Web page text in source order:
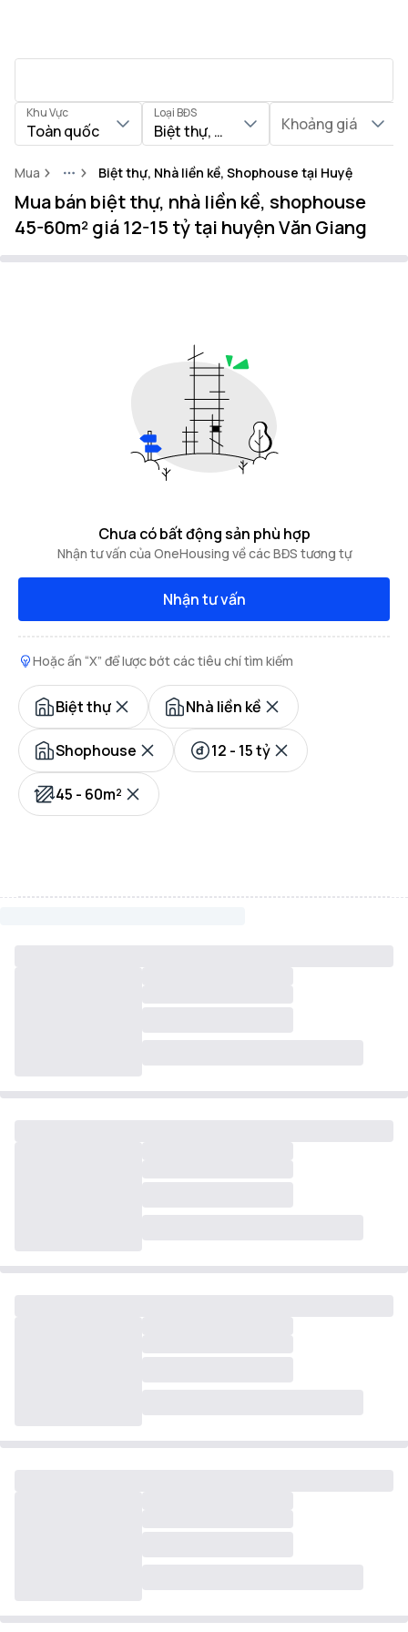
Khu Vực
Toàn quốc
Loại BĐS
Biệt thự, Nhà liền kề, Shophouse
Khoảng giá
Mua MoreBiệt thự, Nhà liền kề, Shophouse tại Huyện Văn
Mua bán biệt thự, nhà liền kề, shophouse
45-60m² giá 12-15 tỷ tại huyện Văn Giang
Chưa có bất động sản phù hợp
Nhận tư vấn của OneHousing về các BĐS tương tự
Nhận tư vấn
Hoặc ấn “X” để lược bớt các tiêu chí tìm kiếm
Biệt thự Nhà liền kề
Shophouse 12 - 15 tỷ
45 - 60m²